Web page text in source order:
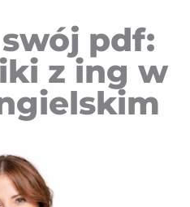
pdf:
z ing w